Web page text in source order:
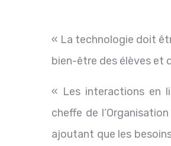
« La technologie doit
bien-être des élèves et
« Les interactions en
cheffe de
ajoutant que les